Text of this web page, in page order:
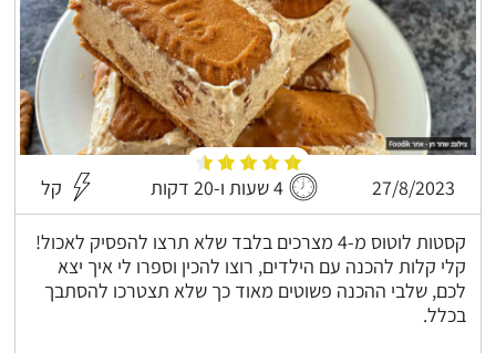
27/8/2023 4 שעות ו-20 דקות קל
קסטות לוטוס מ-4 מצרכים בלבד שלא תרצו להפסיק לאכול!
קלי קלות להכנה עם הילדים, רוצו להכין וספרו לי איך יצא
לכם, שלבי ההכנה פשוטים מאוד כך שלא תצטרכו להסתבך
בכלל.